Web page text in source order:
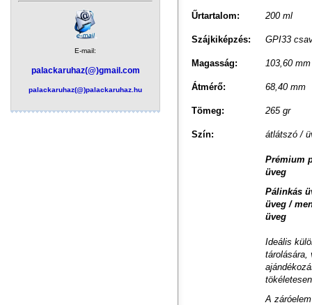
Űrtartalom: 200 ml
Szájkiképzés: GPI33
Magasság: 103,60 mm
Átmérő: 68,40 mm
Tömeg: 265 gr
Szín: átlátszó /
Prémium
üveg
Pálinkás
üveg /
üveg
Ideális
tárolására,
A
E-mail:
palackaruhaz(@)gmail.com
palackaruhaz(@)palackaruhaz.hu